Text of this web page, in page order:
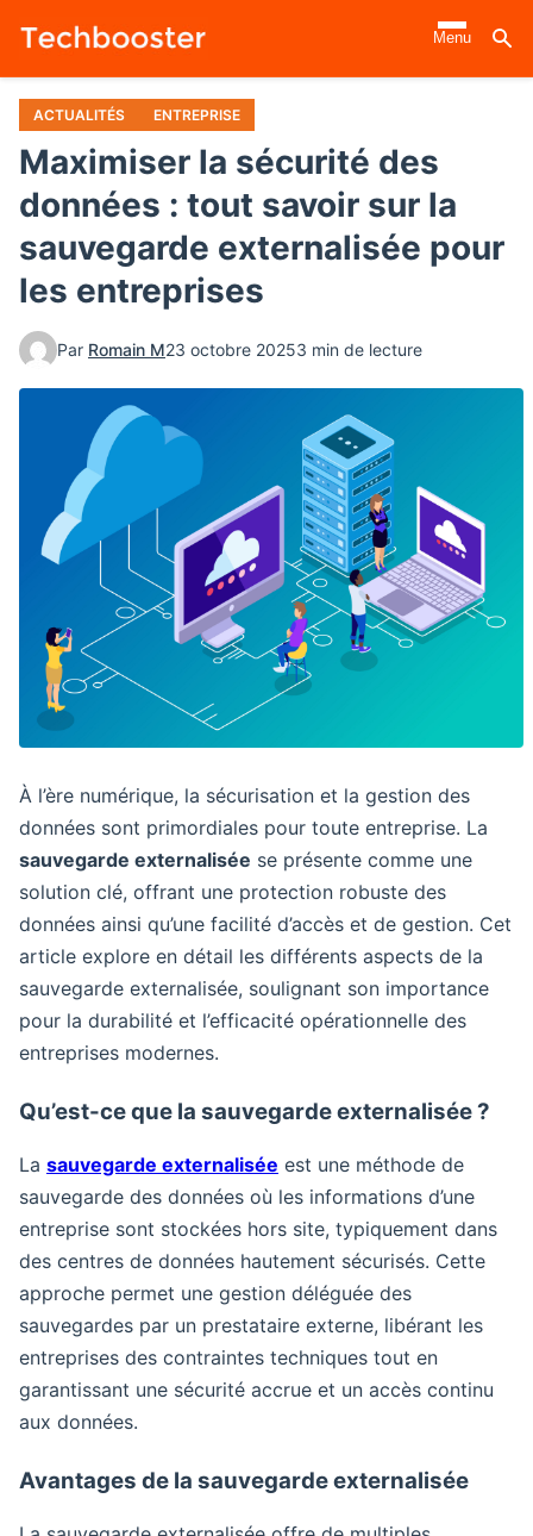
contenu
principal
Menu
ACTUALITÉS ENTREPRISE
Maximiser la sécurité des
données : tout savoir sur la
sauvegarde externalisée pour
les entreprises
Par Romain M23 octobre 20253 min de lecture
À l’ère numérique, la sécurisation et la gestion des
données sont primordiales pour toute entreprise. La
sauvegarde externalisée se présente comme une
solution clé, offrant une protection robuste des
données ainsi qu’une facilité d’accès et de gestion. Cet
article explore en détail les différents aspects de la
sauvegarde externalisée, soulignant son importance
pour la durabilité et l’efficacité opérationnelle des
entreprises modernes.
Qu’est-ce que la sauvegarde externalisée ?
La sauvegarde externalisée est une méthode de
sauvegarde des données où les informations d’une
entreprise sont stockées hors site, typiquement dans
des centres de données hautement sécurisés. Cette
approche permet une gestion déléguée des
sauvegardes par un prestataire externe, libérant les
entreprises des contraintes techniques tout en
garantissant une sécurité accrue et un accès continu
aux données.
Avantages de la sauvegarde externalisée